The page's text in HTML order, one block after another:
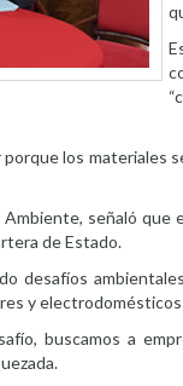
los materiales
señaló
de Estado.
desafíos
y
buscamos a